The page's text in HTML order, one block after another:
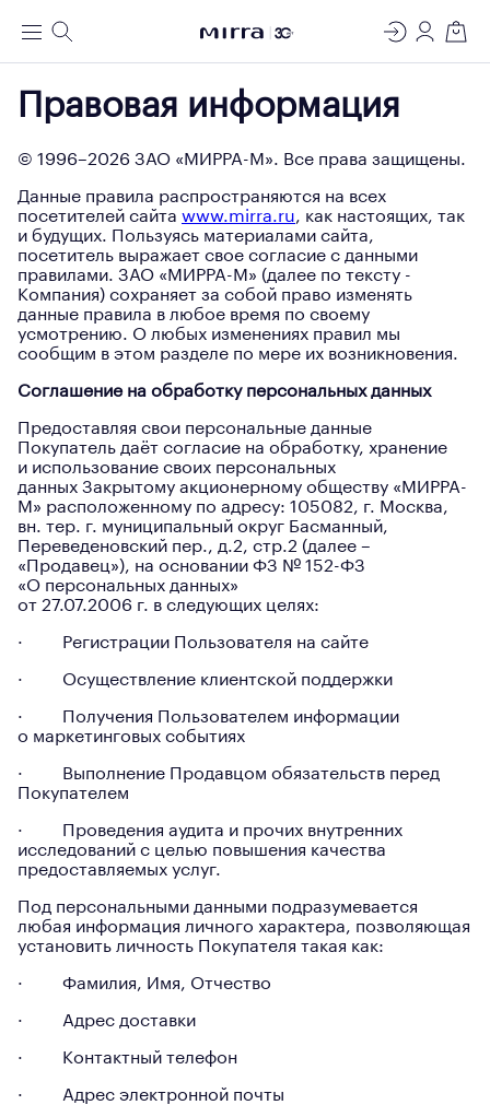
Меню Поиск
ЛАБОРАТОРИЯ
МОЛЕКУЛЯРНОЙ КОСМЕТОЛОГИИ
Регистрация
Вход
Правовая информация
© 1996–2026 ЗАО «МИРРА-М». Все права защищены.
Данные правила распространяются на всех
посетителей сайта www.mirra.ru, как настоящих, так
и будущих. Пользуясь материалами сайта,
посетитель выражает свое согласие с данными
правилами. ЗАО «МИРРА-М» (далее по тексту -
Компания) сохраняет за собой право изменять
данные правила в любое время по своему
усмотрению. О любых изменениях правил мы
сообщим в этом разделе по мере их возникновения.
Соглашение на обработку персональных данных
Предоставляя свои персональные данные
Покупатель даёт согласие на обработку, хранение
и использование своих персональных
данных Закрытому акционерному обществу «МИРРА-
М» расположенному по адресу: 105082, г. Москва,
вн. тер. г. муниципальный округ Басманный,
Переведеновский пер., д.2, стр.2 (далее –
«Продавец»), на основании ФЗ № 152-ФЗ
«О персональных данных»
от 27.07.2006 г. в следующих целях:
· Регистрации Пользователя на сайте
· Осуществление клиентской поддержки
· Получения Пользователем информации
о маркетинговых событиях
· Выполнение Продавцом обязательств перед
Покупателем
· Проведения аудита и прочих внутренних
исследований с целью повышения качества
предоставляемых услуг.
Под персональными данными подразумевается
любая информация личного характера, позволяющая
установить личность Покупателя такая как:
· Фамилия, Имя, Отчество
· Адрес доставки
· Контактный телефон
· Адрес электронной почты